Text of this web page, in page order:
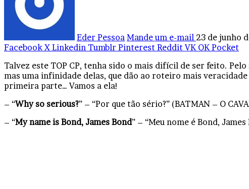
Eder Pessoa Mande um e-mail 23 de junho
Facebook X Linkedin Tumblr Pinterest Reddit VK OK Pocket
Talvez este TOP CP, tenha sido o mais difícil de ser feito.
mas uma infinidade delas, que dão ao roteiro mais
primeira parte… Vamos a ela!
– “Why so serious?” – “Por que tão sério?” (BATMAN – O
– “My name is Bond, James Bond” – “Meu nome é Bond,